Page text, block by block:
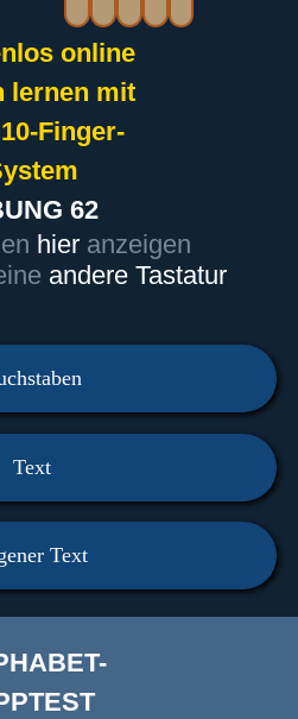
online
lernen mit
Finger-
62
hieranzeigen
andere Tastatur
Text
Text